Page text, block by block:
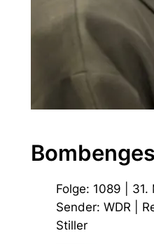
Folge: 1089 | 31.
Sender: WDR |
Stiller